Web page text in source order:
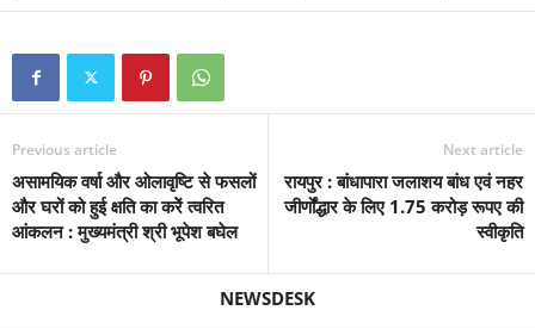
Previous article
असामयिक वर्षा और ओलावृष्टि से फसलों
और घरों को हुई क्षति का करेें त्वरित
आंकलन : मुख्यमंत्री श्री भूपेश बघेल
Next article
रायपुर : बांधापारा जलाशय बांध एवं नहर
जीर्णोंद्धार के लिए 1.75 करोड़ रूपए की
स्वीकृति
NEWSDESK